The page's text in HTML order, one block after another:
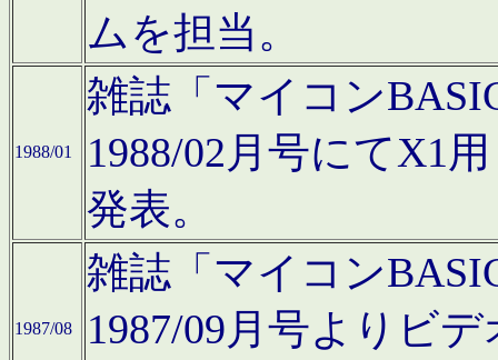
ムを担当。
1988/01
雑誌「マイコン
1988/02月号にてX1
発表。
1987/08
雑誌「マイコン
1987/09月号よりビ